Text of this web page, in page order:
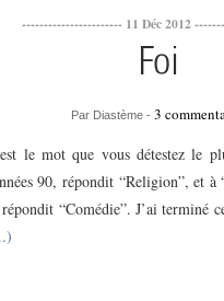
----------------------- 11 Déc 2012
Foi
Par Diastème - 3
le mot que vous détestez le
90, répondit “Religion”, et à
“Comédie”. J’ai terminé